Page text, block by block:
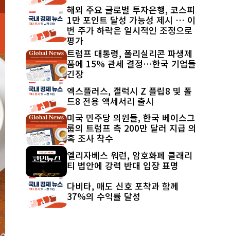
해외 주요 글로벌 투자은행, 코스피
1만 포인트 달성 가능성 제시 … 이
번 주가 하락은 일시적인 조정으로
평가
트럼프 대통령, 폴리실리콘 파생제
품에 15% 관세 결정…한국 기업들
긴장
엑스플러스, 갤럭시 Z 플립8 및 폴
드8 전용 액세서리 출시
미국 민주당 의원들, 한국 베이스그
룹의 트럼프 측 200만 달러 지급 의
혹 조사 착수
엘리자베스 워런, 암호화폐 클래리
티 법안에 강력 반대 입장 표명
다비타, 매도 신호 포착과 함께
37%의 수익률 달성